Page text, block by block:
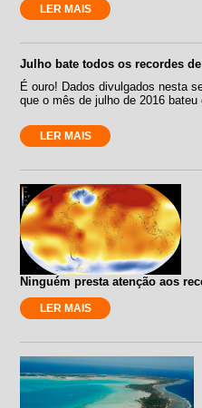
LER MAIS
Julho bate todos os recordes
É ouro! Dados divulgados nesta
que o mês de julho de 2016
LER MAIS
Ninguém presta atenção aos
LER MAIS